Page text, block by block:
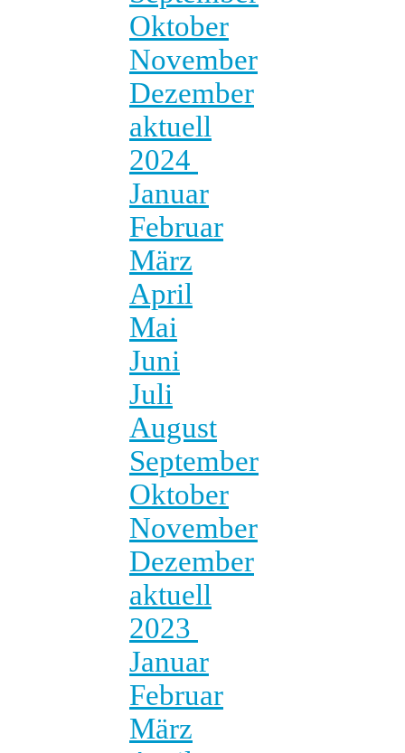
Oktober
November
Dezember
aktuell
2024
Januar
Februar
März
April
Mai
Juni
Juli
August
September
Oktober
November
Dezember
aktuell
2023
Januar
Februar
März